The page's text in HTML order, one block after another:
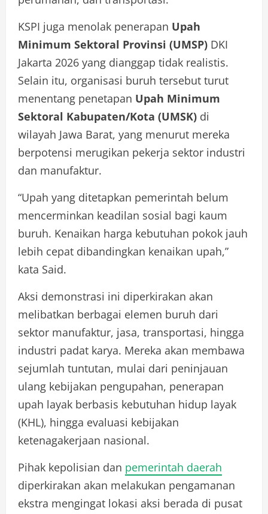
KSPI juga menolak penerapan Upah
Minimum Sektoral Provinsi (UMSP) DKI
Jakarta 2026 yang dianggap tidak realistis.
Selain itu, organisasi buruh tersebut turut
menentang penetapan Upah Minimum
Sektoral Kabupaten/Kota (UMSK) di
wilayah Jawa Barat, yang menurut mereka
berpotensi merugikan pekerja sektor industri
dan manufaktur.
“Upah yang ditetapkan pemerintah belum
mencerminkan keadilan sosial bagi kaum
buruh. Kenaikan harga kebutuhan pokok jauh
lebih cepat dibandingkan kenaikan upah,”
kata Said.
Aksi demonstrasi ini diperkirakan akan
melibatkan berbagai elemen buruh dari
sektor manufaktur, jasa, transportasi, hingga
industri padat karya. Mereka akan membawa
sejumlah tuntutan, mulai dari peninjauan
ulang kebijakan pengupahan, penerapan
upah layak berbasis kebutuhan hidup layak
(KHL), hingga evaluasi kebijakan
ketenagakerjaan nasional.
Pihak kepolisian dan pemerintah daerah
diperkirakan akan melakukan pengamanan
ekstra mengingat lokasi aksi berada di pusat